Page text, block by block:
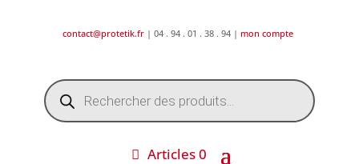
contact@protetik.fr | 04 . 94 . 01 . 38 . 94 | mon compte
Recherche
de
produits
Articles 0